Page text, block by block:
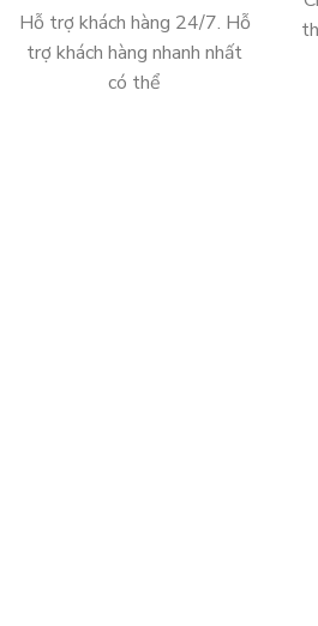
Hỗ trợ khách hàng 24/7. Hỗ
trợ khách hàng nhanh nhất
có thể